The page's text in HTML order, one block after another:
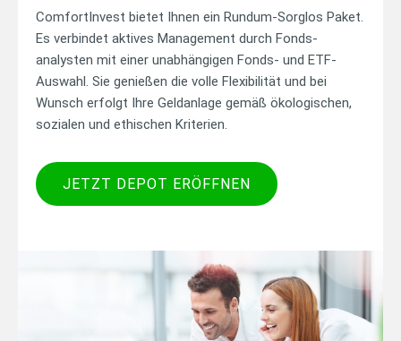
ComfortInvest bietet Ihnen ein Rundum-Sorglos Paket.
Es verbindet aktives Management durch Fonds-
analysten mit einer unabhängigen Fonds- und ETF-
Auswahl. Sie genießen die volle Flexibilität und bei
Wunsch erfolgt Ihre Geldanlage gemäß ökologischen,
sozialen und ethischen Kriterien.
JETZT DEPOT ERÖFFNEN